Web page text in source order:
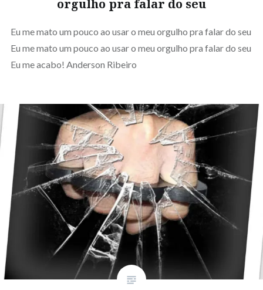
orgulho pra falar do seu
Eu me mato um pouco ao usar o meu orgulho pra falar do seu
Eu me mato um pouco ao usar o meu orgulho pra falar do seu
Eu me acabo! Anderson Ribeiro